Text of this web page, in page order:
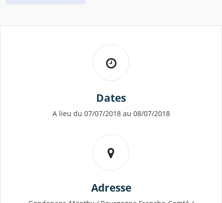
Dates
A lieu du 07/07/2018 au 08/07/2018
Adresse